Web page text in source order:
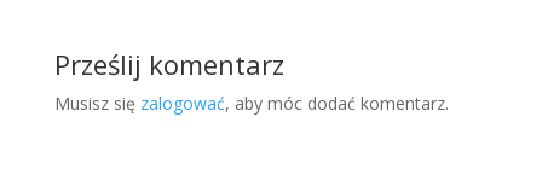
Prześlij komentarz
Musisz się zalogować, aby móc dodać komentarz.